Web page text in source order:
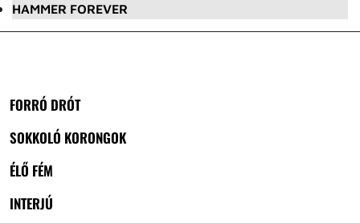
HAMMER FOREVER
FORRÓ DRÓT
SOKKOLÓ KORONGOK
ÉLŐ FÉM
INTERJÚ